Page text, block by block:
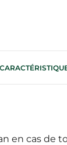
en cas de